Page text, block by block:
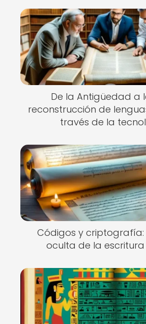
De la Antigüedad a
reconstrucción de
través de la
Códigos y criptografía:
oculta de la